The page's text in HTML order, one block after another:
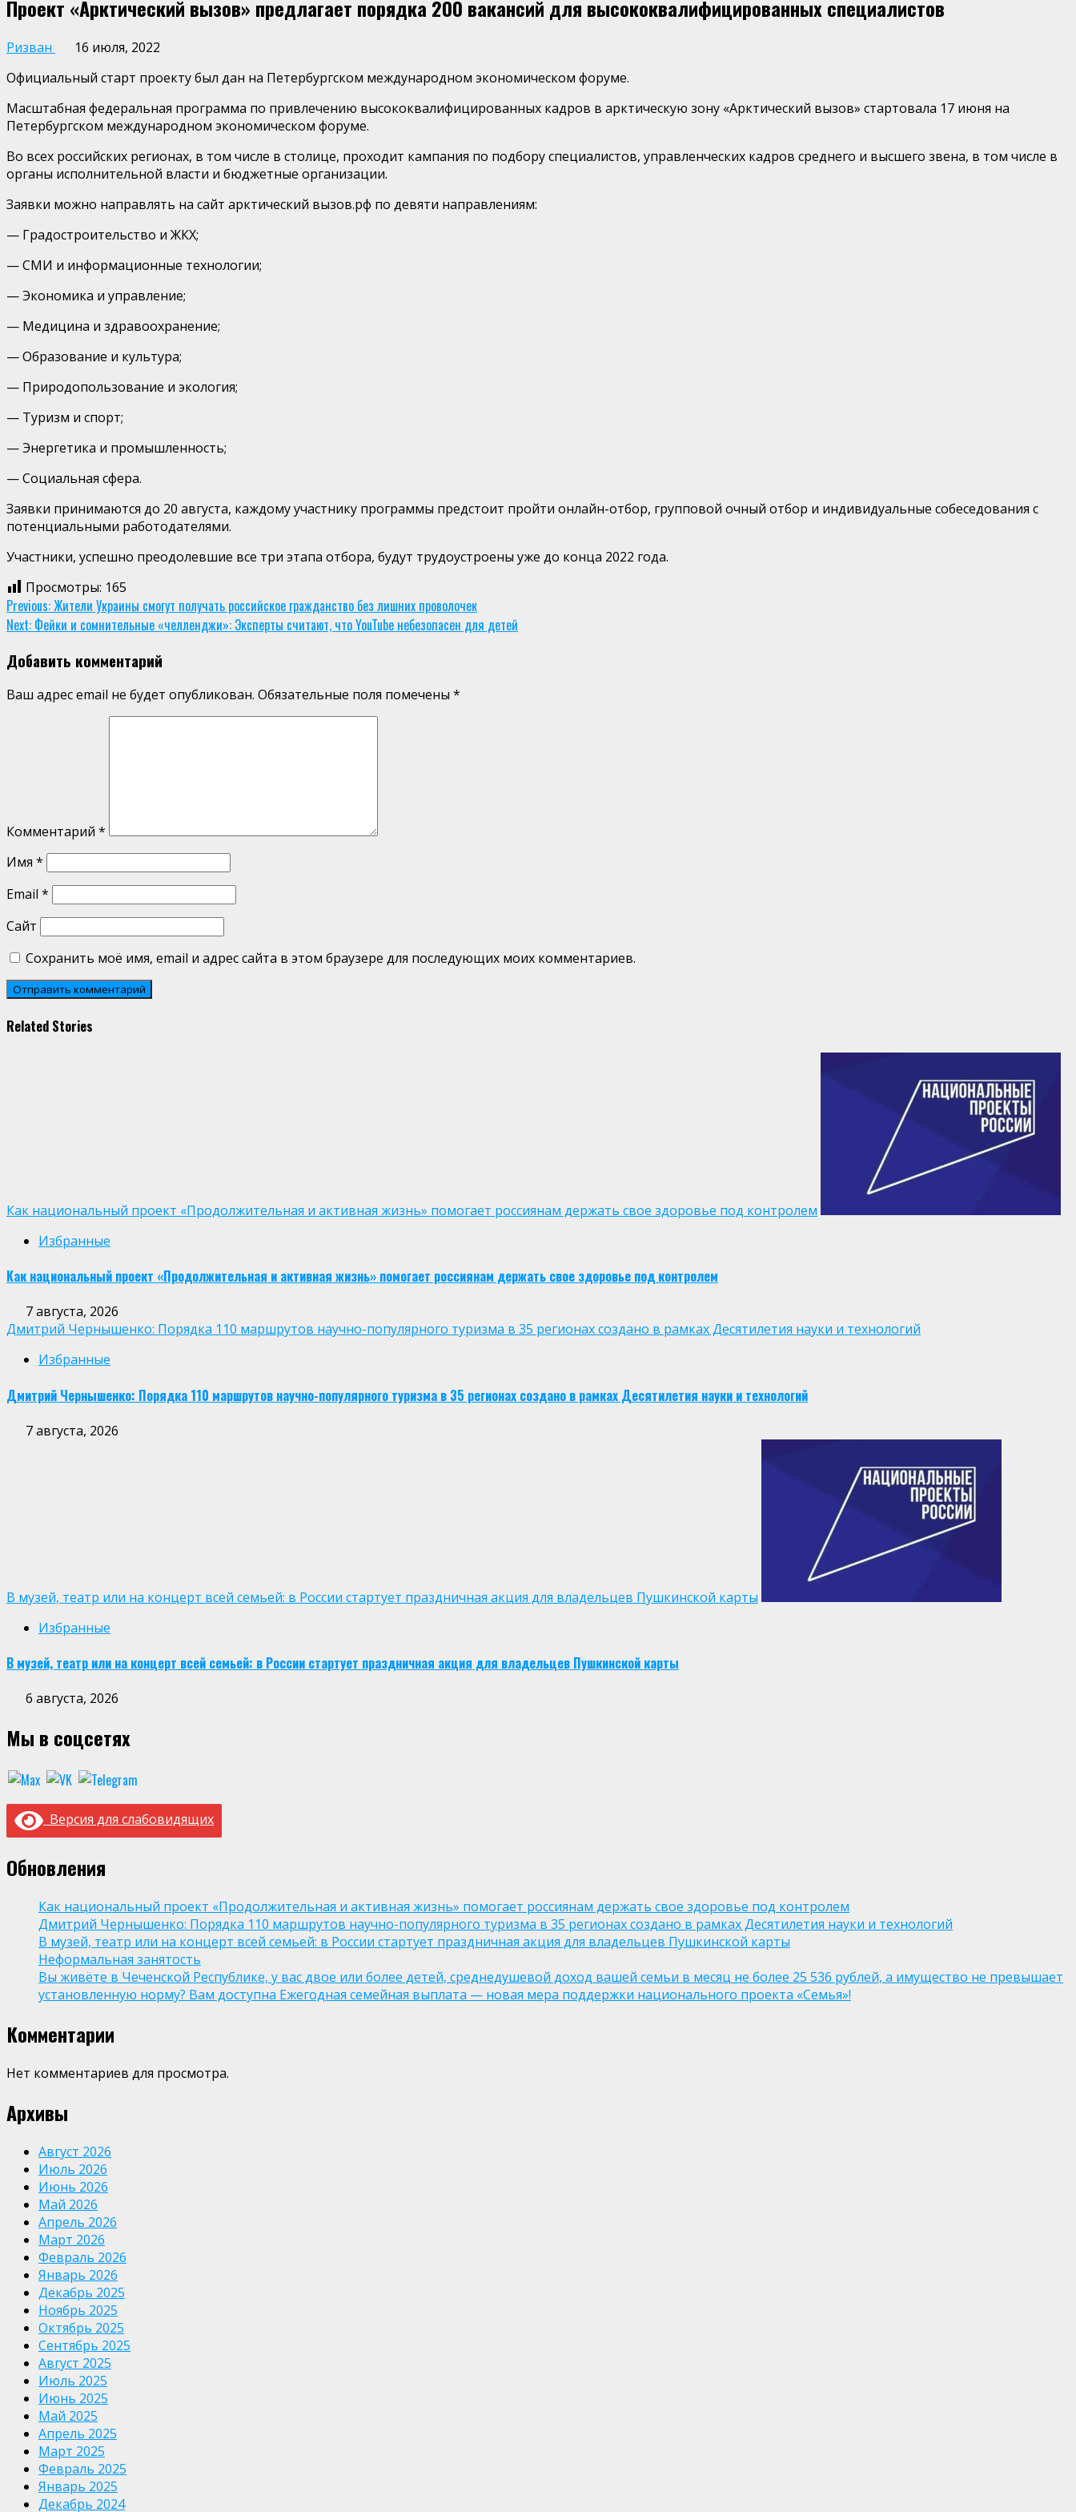
Проект «Арктический вызов» предлагает порядка 200 вакансий для высококвалифицированных специалистов
Ризван
16 июля, 2022
Официальный старт проекту был дан на Петербургском международном экономическом форуме.
Масштабная федеральная программа по привлечению высококвалифицированных кадров в арктическую зону «Арктический вызов» стартовала 17 июня на
Петербургском международном экономическом форуме.
Во всех российских регионах, в том числе в столице, проходит кампания по подбору специалистов, управленческих кадров среднего и высшего звена, в том числе в
органы исполнительной власти и бюджетные организации.
Заявки можно направлять на сайт арктический вызов.рф по девяти направлениям:
— Градостроительство и ЖКХ;
— СМИ и информационные технологии;
— Экономика и управление;
— Медицина и здравоохранение;
— Образование и культура;
— Природопользование и экология;
— Туризм и спорт;
— Энергетика и промышленность;
— Социальная сфера.
Заявки принимаются до 20 августа, каждому участнику программы предстоит пройти онлайн-отбор, групповой очный отбор и индивидуальные собеседования с
потенциальными работодателями.
Участники, успешно преодолевшие все три этапа отбора, будут трудоустроены уже до конца 2022 года.
Просмотры: 165
Continue
Reading
Previous:Жители Украины смогут получать российское гражданство без лишних проволочек
Next: Фейки и сомнительные «челленджи»: Эксперты считают, что YouTube небезопасен для детей
Добавить комментарий
Ваш адрес email не будет опубликован. Обязательные поля помечены *
Комментарий *
Имя *
Email *
Сайт
Сохранить моё имя, email и адрес сайта в этом браузере для последующих моих комментариев.
Related Stories
Как национальный проект «Продолжительная и активная жизнь» помогает россиянам держать свое здоровье под контролем
Избранные
Как национальный проект «Продолжительная и активная жизнь» помогает россиянам держать свое здоровье под контролем
7 августа, 2026
Дмитрий Чернышенко: Порядка 110 маршрутов научно-популярного туризма в 35 регионах создано в рамках Десятилетия науки и технологий
Избранные
Дмитрий Чернышенко: Порядка 110 маршрутов научно-популярного туризма в 35 регионах создано в рамках Десятилетия науки и технологий
7 августа, 2026
В музей, театр или на концерт всей семьей: в России стартует праздничная акция для владельцев Пушкинской карты
Избранные
В музей, театр или на концерт всей семьей: в России стартует праздничная акция для владельцев Пушкинской карты
6 августа, 2026
Мы в соцсетях
Версия для слабовидящих
Обновления
Как национальный проект «Продолжительная и активная жизнь» помогает россиянам держать свое здоровье под контролем
Дмитрий Чернышенко: Порядка 110 маршрутов научно-популярного туризма в 35 регионах создано в рамках Десятилетия науки и технологий
В музей, театр или на концерт всей семьей: в России стартует праздничная акция для владельцев Пушкинской карты
Неформальная занятость
Вы живёте в Чеченской Республике, у вас двое или более детей, среднедушевой доход вашей семьи в месяц не более 25 536 рублей, а имущество не превышает
установленную норму? Вам доступна Ежегодная семейная выплата — новая мера поддержки национального проекта «Семья»!
Комментарии
Нет комментариев для просмотра.
Архивы
Август 2026
Июль 2026
Июнь 2026
Май 2026
Апрель 2026
Март 2026
Февраль 2026
Январь 2026
Декабрь 2025
Ноябрь 2025
Октябрь 2025
Сентябрь 2025
Август 2025
Июль 2025
Июнь 2025
Май 2025
Апрель 2025
Март 2025
Февраль 2025
Январь 2025
Декабрь 2024